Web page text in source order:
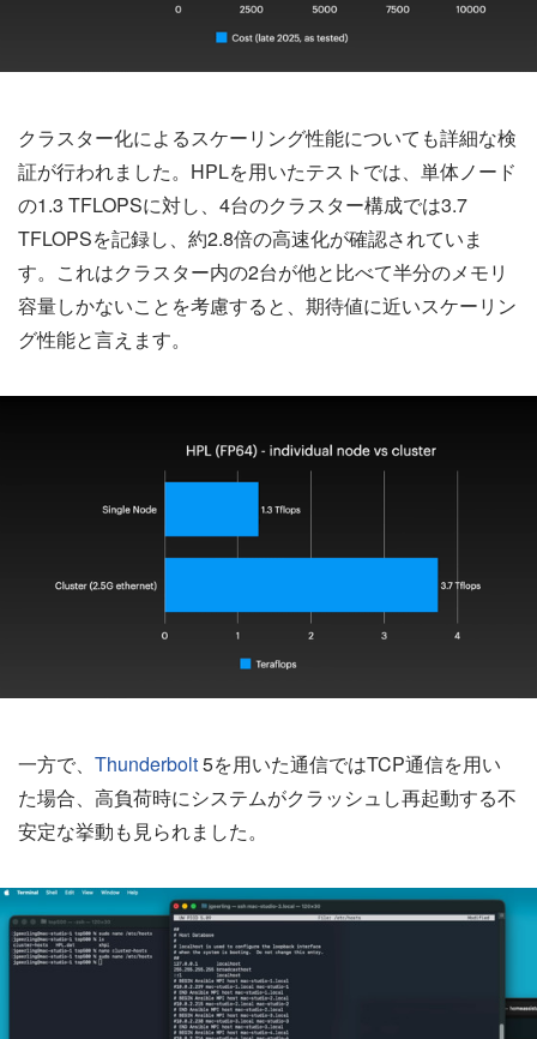
クラスター化によるスケーリング性能についても詳細な検
証が行われました。HPLを用いたテストでは、単体ノード
の1.3 TFLOPSに対し、4台のクラスター構成では3.7
TFLOPSを記録し、約2.8倍の高速化が確認されていま
す。これはクラスター内の2台が他と比べて半分のメモリ
容量しかないことを考慮すると、期待値に近いスケーリン
グ性能と言えます。
一方で、 Thunderbolt5を用いた通信ではTCP通信を用い
た場合、高負荷時にシステムがクラッシュし再起動する不
安定な挙動も見られました。